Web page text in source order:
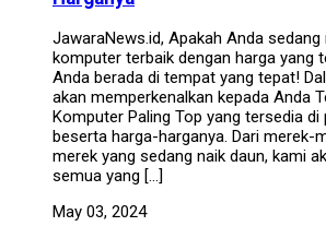
JawaraNews.id, Apakah Anda
komputer terbaik dengan harga yang
Anda berada di tempat yang tepat!
akan memperkenalkan kepada Anda
Komputer Paling Top yang tersedia
beserta harga-harganya. Dari merek-
merek yang sedang naik daun, kami
semua yang […]
May 03, 2024